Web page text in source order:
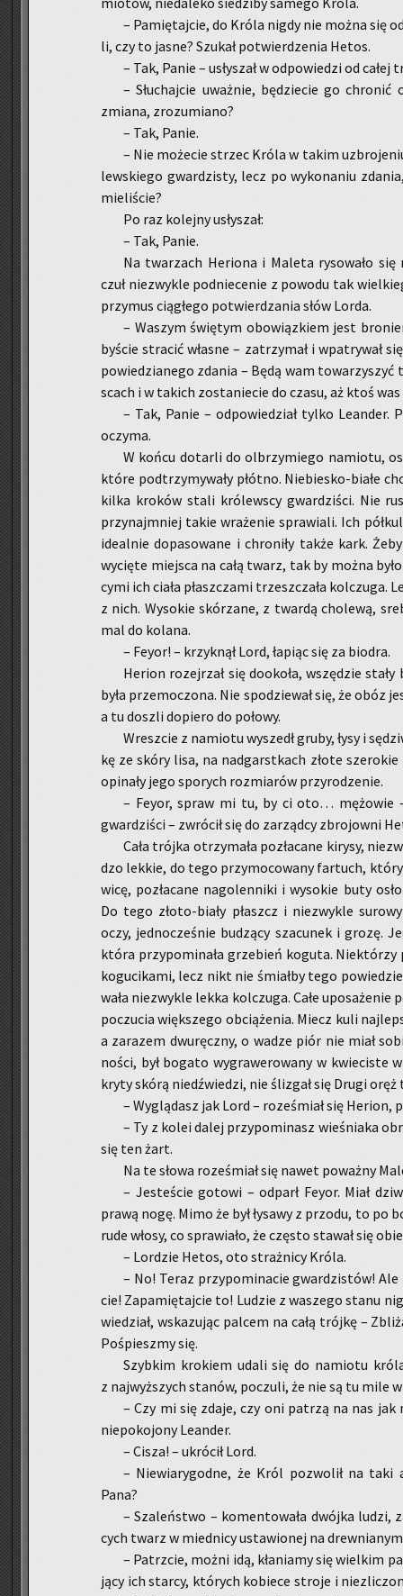
– Pa­mię­taj­cie, do Króla nigdy nie można się
li, czy to jasne? Szu­kał po­twier­dze­nia Hetos.
– Tak, Panie – usły­szał w od­po­wie­dzi od całej
– Słu­chaj­cie uważ­nie, bę­dzie­cie go
zmia­na, zro­zu­mia­no?
– Tak, Panie.
– Nie mo­że­cie strzec Króla w takim
lew­skie­go gwar­dzi­sty, lecz po wy­ko­na­niu
mie­li­ście?
Po raz ko­lej­ny usły­szał:
– Tak, Panie.
Na twa­rzach He­rio­na i Ma­le­ta ry­so­wa­ło
czuł nie­zwy­kle pod­nie­ce­nie z po­wo­du tak
przy­mus cią­głe­go po­twier­dza­nia słów Lorda.
– Wa­szym świę­tym obo­wiąz­kiem jest
by­ście stra­cić wła­sne – za­trzy­mał i wpa­try­wał
po­wie­dzia­ne­go zda­nia – Będą wam
scach i w ta­kich zo­sta­nie­cie do czasu, aż ktoś
– Tak, Panie – od­po­wie­dział tylko Le­an­der.
oczy­ma.
W końcu do­tar­li do ol­brzy­mie­go na­mio­tu,
które pod­trzy­my­wa­ły płót­no. Nie­bie­sko-bia­łe
kilka kro­ków stali kró­lew­scy gwar­dzi­ści. Nie
przy­naj­mniej takie wra­że­nie spra­wia­li. Ich
ide­al­nie do­pa­so­wa­ne i chro­ni­ły także kark.
wy­cię­te miej­sca na całą twarz, tak by można
cy­mi ich ciała płasz­cza­mi trzesz­cza­ła kol­czu­ga.
z nich. Wy­so­kie skó­rza­ne, z twar­dą cho­le­wą,
mal do ko­la­na.
– Feyor! – krzyk­nął Lord, ła­piąc się za bio­dra.
He­rion ro­zej­rzał się do­oko­ła, wszę­dzie
była prze­mo­czo­na. Nie spo­dzie­wał się, że obóz
a tu do­szli do­pie­ro do po­ło­wy.
Wresz­cie z na­mio­tu wy­szedł gruby, łysy i
kę ze skóry lisa, na nad­garst­kach złote
opi­na­ły jego spo­rych roz­mia­rów przy­ro­dze­nie.
– Feyor, spraw mi tu, by ci oto… mę­żo­wie
gwar­dzi­ści – zwró­cił się do za­rząd­cy zbro­jow­ni
Cała trój­ka otrzy­ma­ła po­zła­ca­ne ki­ry­sy,
dzo lek­kie, do tego przy­mo­co­wa­ny far­tuch,
wi­cę, po­zła­ca­ne na­go­len­ni­ki i wy­so­kie buty
Do tego zło­to-bia­ły płaszcz i nie­zwy­kle
oczy, jed­no­cze­śnie bu­dzą­cy sza­cu­nek i grozę.
która przy­po­mi­na­ła grze­bień ko­gu­ta.
ko­gu­ci­ka­mi, lecz nikt nie śmiał­by tego
wa­ła nie­zwy­kle lekka kol­czu­ga. Całe upo­sa­że­nie
po­czu­cia więk­sze­go ob­cią­że­nia. Miecz kuli
a za­ra­zem dwu­ręcz­ny, o wadze piór nie miał
no­ści, był bo­ga­to wy­gra­we­ro­wa­ny w kwie­ci­ste
kry­ty skórą niedź­wie­dzi, nie śli­zgał się Drugi
– Wy­glą­dasz jak Lord – ro­ze­śmiał się He­rion,
– Ty z kolei dalej przy­po­mi­nasz wie­śnia­ka
się ten żart.
Na te słowa ro­ze­śmiał się nawet po­waż­ny
– Je­ste­ście go­to­wi – od­parł Feyor. Miał
prawą nogę. Mimo że był ły­sa­wy z przo­du, to po
rude włosy, co spra­wia­ło, że czę­sto sta­wał się
– Lor­dzie Hetos, oto straż­ni­cy Króla.
– No! Teraz przy­po­mi­na­cie gwar­dzi­stów!
cie! Za­pa­mię­taj­cie to! Lu­dzie z wa­sze­go stanu
wie­dział, wska­zu­jąc pal­cem na całą trój­kę –
Po­śpiesz­my się.
Szyb­kim kro­kiem udali się do na­mio­tu
z naj­wyż­szych sta­nów, po­czu­li, że nie są tu mile
– Czy mi się zdaje, czy oni pa­trzą na nas
nie­po­ko­jo­ny Le­an­der.
– Cisza! – ukró­cił Lord.
– Nie­wia­ry­god­ne, że Król po­zwo­lił na taki
Pana?
– Sza­leń­stwo – ko­men­to­wa­ła dwój­ka
cych twarz w mied­ni­cy usta­wio­nej na
– Pa­trz­cie, możni idą, kła­nia­my się wiel­kim
ją­cy ich star­cy, któ­rych ko­bie­ce stro­je i